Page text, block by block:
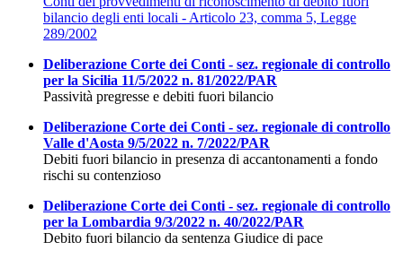
bilancio degli enti locali - Articolo 23, comma 5, Legge
289/2002
Deliberazione Corte dei Conti - sez. regionale di controllo
per la Sicilia 11/5/2022 n. 81/2022/PAR
Passività pregresse e debiti fuori bilancio
Deliberazione Corte dei Conti - sez. regionale di controllo
Valle d'Aosta 9/5/2022 n. 7/2022/PAR
Debiti fuori bilancio in presenza di accantonamenti a fondo
rischi su contenzioso
Deliberazione Corte dei Conti - sez. regionale di controllo
per la Lombardia 9/3/2022 n. 40/2022/PAR
Debito fuori bilancio da sentenza Giudice di pace